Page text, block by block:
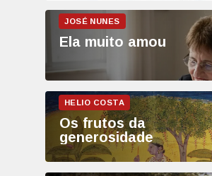
Ela muito amou
Os frutos da
generosidade